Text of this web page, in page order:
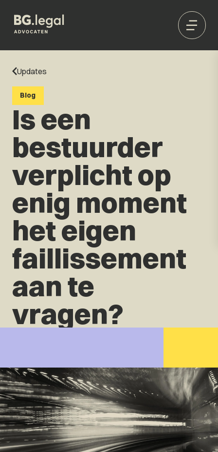
Updates
Blog
Is een
bestuurder
verplicht op
enig moment
het eigen
faillissement
aan te
vragen?